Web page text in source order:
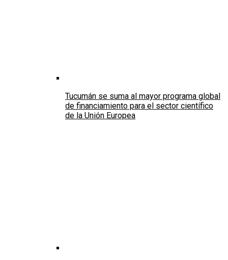
Tucumán se suma al mayor programa global
de financiamiento para el sector científico
de la Unión Europea